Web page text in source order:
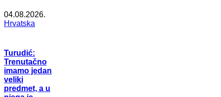
04.08.2026.
Hrvatska
Turudić:
Trenutačno
imamo jedan
veliki
predmet, a u